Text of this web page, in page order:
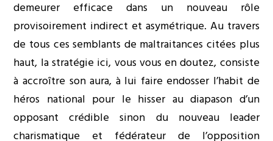
demeurer efficace dans un nouveau rôle
provisoirement indirect et asymétrique. Au travers
de tous ces semblants de maltraitances citées plus
haut, la stratégie ici, vous vous en doutez, consiste
à accroître son aura, à lui faire endosser l’habit de
héros national pour le hisser au diapason d’un
opposant crédible sinon du nouveau leader
charismatique et fédérateur de l’opposition